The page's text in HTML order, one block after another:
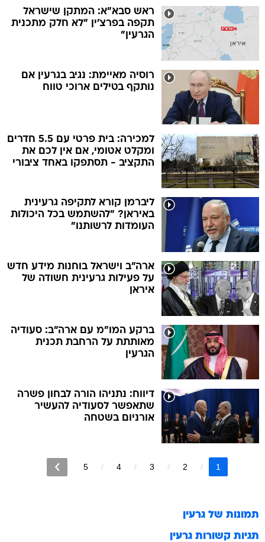
ראש סבא"א: המתקן שישראל
תקפה בפרצ'ין "לא חלק מתכנית
הגרעין"
רוסיה מאיימת: נגיב בגרעין אם
נותקף בטילים ארוכי טווח
למכירה: בית פרטי עם 5.5 חדרים
ומקלט אטומי, אם אין לכם את
התקציב - תסתפקו באחד ציבורי
ליברמן קורא לתקיפה גרעינית
באיראן? "להשתמש בכל היכולות
העומדות לרשותנו"
ארה"ב וישראל בוחנות מידע חדש
על פעילות גרעינית חשודה של
איראן
ברקע המו"מ עם ארה"ב: סעודיה
מאותתת על הרחבת תכנית
הגרעין
דיווח: נתניהו הורה לבחון פשרה
שתאפשר לסעודיה להעשיר
אורניום בשטחה
1
2
3
4
5
תמונות של גרעין
תגיות קשורות גרעין